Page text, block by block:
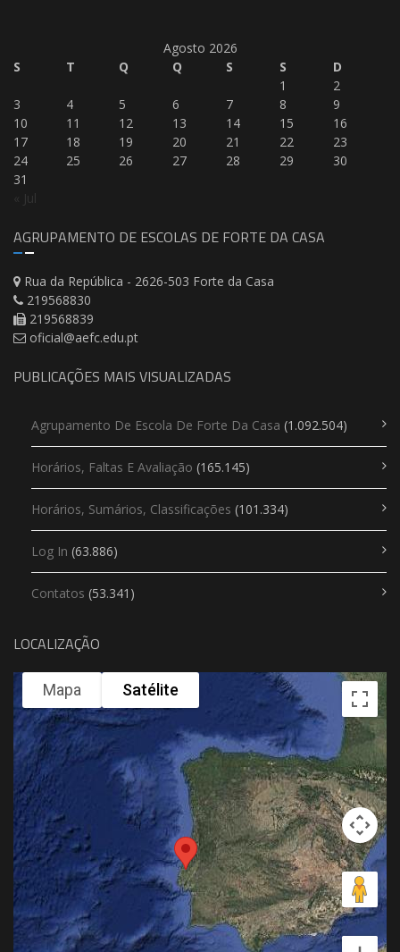
Agosto 2026
S
T Q Q S S D
« Jul
1
2
3
4 5 6 7 8
9
10
11 12 13 14 15
16
17
18 19 20 21 22
23
24
25 26 27 28 29
30
31
AGRUPAMENTO DE ESCOLAS DE FORTE DA CASA
Rua da República - 2626-503 Forte da Casa
219568830
219568839
oficial@aefc.edu.pt
PUBLICAÇÕES MAIS VISUALIZADAS
Agrupamento De Escola De Forte Da Casa (1.092.504)
Horários, Faltas E Avaliação (165.145)
Horários, Sumários, Classificações (101.334)
Log In (63.886)
Contatos (53.341)
LOCALIZAÇÃO
Mapa Satélite